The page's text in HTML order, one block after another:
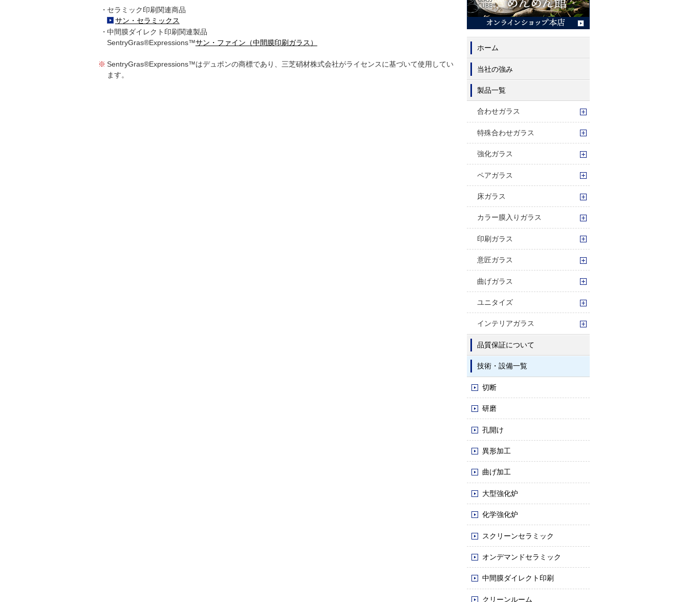
セラミック印刷関連商品
サン・セラミックス
中間膜ダイレクト印刷関連製品
SentryGras®Expressions™サン・ファイン（中間膜印刷ガラス）
SentryGras®Expressions™はデュポンの商標であり、三芝硝材株式会社がライセンスに基づいて使用してい
ます。
ホーム
当社の強み
製品一覧
合わせガラス
特殊合わせガラス
強化ガラス
ペアガラス
床ガラス
カラー膜入りガラス
印刷ガラス
意匠ガラス
曲げガラス
ユニタイズ
インテリアガラス
品質保証について
技術・設備一覧
切断
研磨
孔開け
異形加工
曲げ加工
大型強化炉
化学強化炉
スクリーンセラミック
オンデマンドセラミック
中間膜ダイレクト印刷
クリーンルーム